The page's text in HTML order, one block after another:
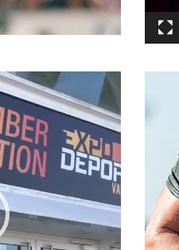
نمایشگر
ویدیو